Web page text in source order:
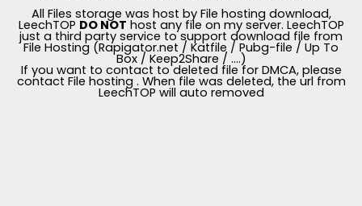
All Files storage was host by File hosting download,
LeechTOP DO NOT host any file on my server. LeechTOP
just a third party service to support download file from
File Hosting (Rapigator.net / Katfile / Pubg-file / Up To
Box / Keep2Share / ....)
If you want to contact to deleted file for DMCA, please
contact File hosting . When file was deleted, the url from
LeechTOP will auto removed